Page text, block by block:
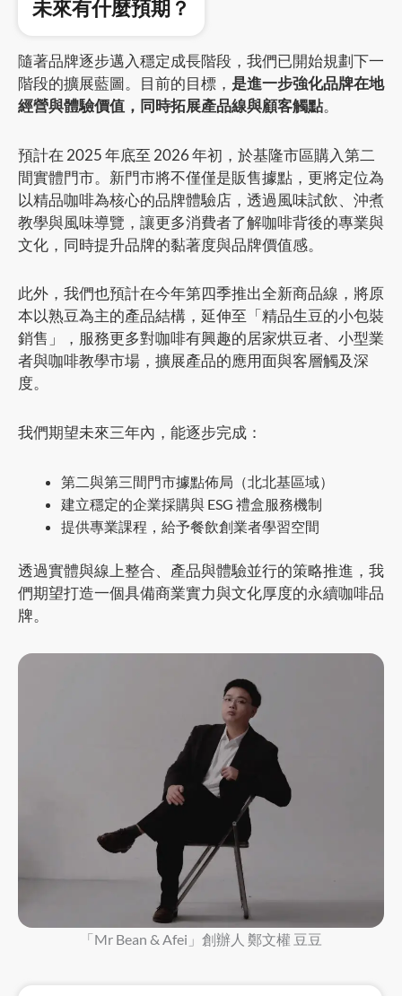
未來有什麼預期？
隨著品牌逐步邁入穩定成長階段，我們已開始規劃下一
階段的擴展藍圖。目前的目標， 是進一步強化品牌在地
經營與體驗價值，同時拓展產品線與顧客觸點。
預計在 2025 年底至 2026 年初，於基隆市區購入第二
間實體門市。新門市將不僅僅是販售據點，更將定位為
以精品咖啡為核心的品牌體驗店，透過風味試飲、沖煮
教學與風味導覽，讓更多消費者了解咖啡背後的專業與
文化，同時提升品牌的黏著度與品牌價值感。
此外，我們也預計在今年第四季推出全新商品線，將原
本以熟豆為主的產品結構，延伸至「精品生豆的小包裝
銷售」，服務更多對咖啡有興趣的居家烘豆者、小型業
者與咖啡教學市場，擴展產品的應用面與客層觸及深
度。
我們期望未來三年內，能逐步完成：
第二與第三間門市據點佈局（北北基區域）
建立穩定的企業採購與 ESG 禮盒服務機制
提供專業課程，給予餐飲創業者學習空間
透過實體與線上整合、產品與體驗並行的策略推進，我
們期望打造一個具備商業實力與文化厚度的永續咖啡品
牌。
「Mr Bean & Afei」創辦人 鄭文權 豆豆